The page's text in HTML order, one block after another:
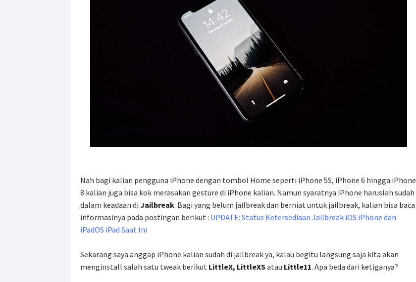
Nah bagi kalian pengguna iPhone dengan tombol Home seperti iPhone 5S, iPhone 6 hingga iPhone
8 kalian juga bisa kok merasakan gesture di iPhone kalian. Namun syaratnya iPhone haruslah sudah
dalam keadaan di Jailbreak. Bagi yang belum jailbreak dan berniat untuk jailbreak, kalian bisa baca
informasinya pada postingan berikut : UPDATE: Status Ketersediaan Jailbreak iOS iPhone dan
iPadOS iPad Saat Ini
Sekarang saya anggap iPhone kalian sudah di jailbreak ya, kalau begitu langsung saja kita akan
menginstall salah satu tweak berikut LittleX, LittleXSatau Little11. Apa beda dari ketiganya?